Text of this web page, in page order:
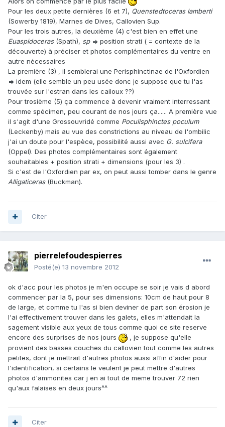
Pour les deux petite dernières (6 et 7), Quenstedtoceras lamberti
(Sowerby 1819), Marnes de Dives, Callovien Sup.
Pour les trois autres, la deuxième (4) c'est bien en effet une
Euaspidoceras (Spath), sp => position strati ( = contexte de la
découverte) à préciser et photos complémentaires du ventre en
autre nécessaires
La première (3) , il semblerai une Perisphinctinae de l'Oxfordien
=> idem (elle semble un peu usée donc je suppose que tu l'as
trouvée sur l'estran dans les cailoux ??)
Pour trosième (5) ça commence à devenir vraiment interressant
comme spécimen, peu courant de nos jours ça...... A première vue
il s'agit d'une Grossouvridé comme Poculisphinctes poculum
(Leckenby) mais au vue des constrictions au niveau de l'ombilic
j'ai un doute pour l'espèce, possibilité aussi avec G. sulcifera
(Oppel). Des photos complémentaires sont également
souhaitables + position strati + dimensions (pour les 3) .
Si c'est de l'Oxfordien par ex, on peut aussi tomber dans le genre
Alligaticeras (Buckman).
Citer
pierrelefoudespierres
Posté(e) 13 novembre 2012
ok d'acc pour les photos je m'en occupe se soir je vais d abord
commencer par la 5, pour ses dimensions: 10cm de haut pour 8
de large, et comme tu l'as si bien deviner de part son érosion je
l'ai effectivement trouver dans les galets, elles m'attendait la
sagement visible aux yeux de tous comme quoi ce site reserve
encore des surprises de nos jours
, je suppose qu'elle
provient des basses couches du callovien tout comme les autres
petites, dont je mettrait d'autres photos aussi affin d'aider pour
l'identification, si certains le veulent je peut mettre d'autres
photos d'ammonites car j en ai tout de meme trouver 72 rien
qu'aux falaises en deux jours^^
Citer